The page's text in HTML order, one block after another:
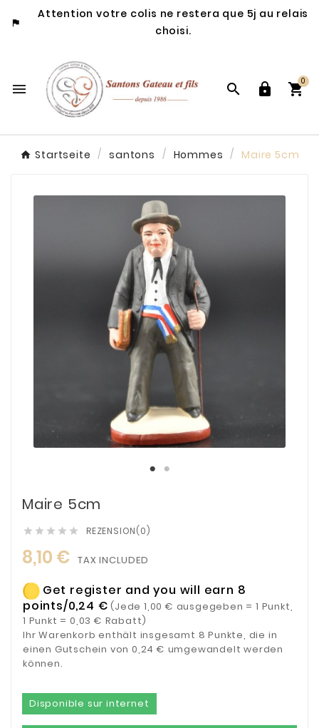

Attention votre colis ne restera que 5j au relais
choisi.
   
0
Startseite santons Hommes Maire 5cm
Maire 5cm
     REZENSION(0)
8,10 € TAX INCLUDED
Get register and you will earn 8
points/0,24 € (Jede 1,00 € ausgegeben = 1 Punkt,
1 Punkt = 0,03 € Rabatt)
Ihr Warenkorb enthält insgesamt 8 Punkte, die in
einen Gutschein von 0,24 € umgewandelt werden
können.
Disponible sur internet